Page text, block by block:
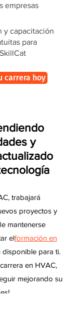
empresas
y capacitación
para
carrera hoy
y
trabajará
proyectos y
mantenerse
elformación en
disponible para ti.
en HVAC,
mejorando su